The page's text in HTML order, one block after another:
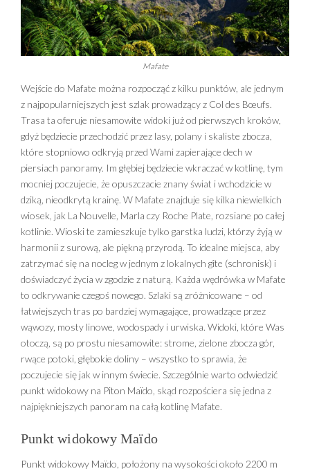
Mafate
Wejście do Mafate można rozpocząć z kilku punktów, ale jednym
z najpopularniejszych jest szlak prowadzący z Col des Bœufs.
Trasa ta oferuje niesamowite widoki już od pierwszych kroków,
gdyż będziecie przechodzić przez lasy, polany i skaliste zbocza,
które stopniowo odkryją przed Wami zapierające dech w
piersiach panoramy. Im głębiej będziecie wkraczać w kotlinę, tym
mocniej poczujecie, że opuszczacie znany świat i wchodzicie w
dziką, nieodkrytą krainę. W Mafate znajduje się kilka niewielkich
wiosek, jak La Nouvelle, Marla czy Roche Plate, rozsiane po całej
kotlinie. Wioski te zamieszkuje tylko garstka ludzi, którzy żyją w
harmonii z surową, ale piękną przyrodą. To idealne miejsca, aby
zatrzymać się na nocleg w jednym z lokalnych gîte (schronisk) i
doświadczyć życia w zgodzie z naturą. Każda wędrówka w Mafate
to odkrywanie czegoś nowego. Szlaki są zróżnicowane – od
łatwiejszych tras po bardziej wymagające, prowadzące przez
wąwozy, mosty linowe, wodospady i urwiska. Widoki, które Was
otoczą, są po prostu niesamowite: strome, zielone zbocza gór,
rwące potoki, głębokie doliny – wszystko to sprawia, że
poczujecie się jak w innym świecie. Szczególnie warto odwiedzić
punkt widokowy na Piton Maïdo, skąd rozpościera się jedna z
najpiękniejszych panoram na całą kotlinę Mafate.
Punkt widokowy Maïdo
Punkt widokowy Maïdo, położony na wysokości około 2200 m